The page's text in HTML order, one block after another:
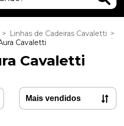
> Linhas de Cadeiras Cavaletti >
Cavaletti
Cavaletti